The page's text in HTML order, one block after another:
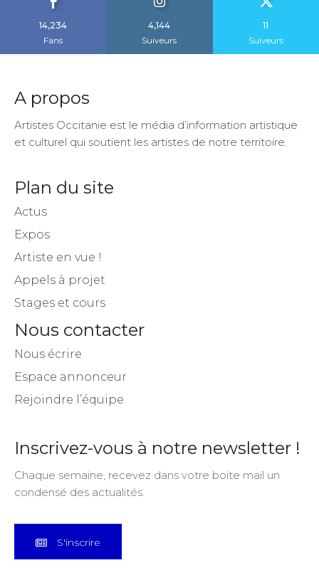
14,234
Fans
4,144
Suiveurs
11
Suiveurs
A propos
Artistes Occitanie est le média d’information artistique
et culturel qui soutient les artistes de notre territoire.
Plan du site
Actus
Expos
Artiste en vue !
Appels à projet
Stages et cours
Nous contacter
Nous écrire
Espace annonceur
Rejoindre l’équipe
Inscrivez-vous à notre newsletter !
Chaque semaine, recevez dans votre boite mail un
condensé des actualités.
S'inscrire